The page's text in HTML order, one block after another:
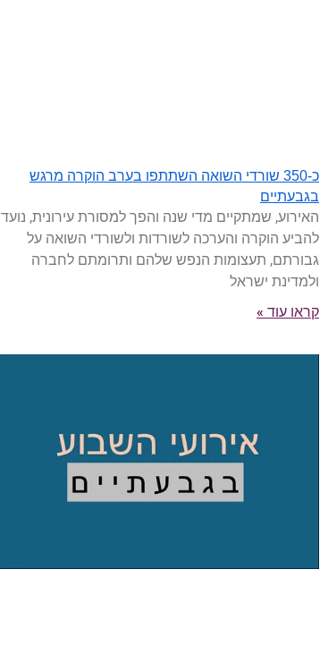
כ-350 שורדי השואה השתתפו בערב הוקרה מרגש
בגבעתיים
האירוע, שמתקיים מדי שנה והפך למסורת עירונית, נועד
להביע הוקרה והערכה לשורדות ולשורדי השואה על
גבורתם, תעצומות הנפש שלהם ותרומתם לחברה
ולמדינת ישראל
קראו עוד »